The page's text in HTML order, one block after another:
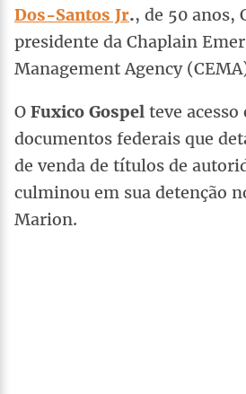
Dos-Santos Jr., de 50 anos,
presidente da Chaplain
Management Agency
O Fuxico Gospel teve
documentos federais que
de venda de títulos de
culminou em sua detenção
Marion.